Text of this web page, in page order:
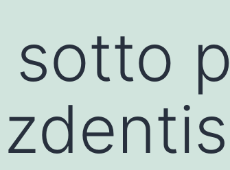
sotto